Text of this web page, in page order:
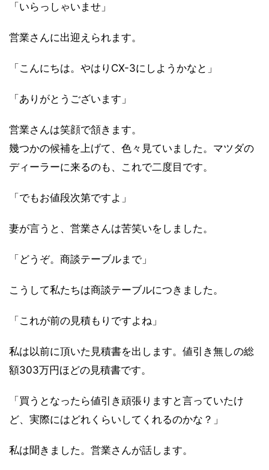
「いらっしゃいませ」
営業さんに出迎えられます。
「こんにちは。やはりCX-3にしようかなと」
「ありがとうございます」
営業さんは笑顔で頷きます。
幾つかの候補を上げて、色々見ていました。マツダの
ディーラーに来るのも、これで二度目です。
「でもお値段次第ですよ」
妻が言うと、営業さんは苦笑いをしました。
「どうぞ。商談テーブルまで」
こうして私たちは商談テーブルにつきました。
「これが前の見積もりですよね」
私は以前に頂いた見積書を出します。値引き無しの総
額303万円ほどの見積書です。
「買うとなったら値引き頑張りますと言っていたけ
ど、実際にはどれくらいしてくれるのかな？」
私は聞きました。営業さんが話します。